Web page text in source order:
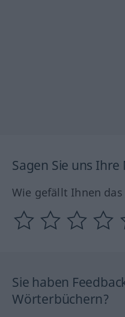
Sagen Sie uns
Wie gefällt Ihnen
Sie haben
Wörterbüchern?